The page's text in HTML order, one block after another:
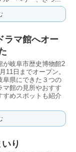
ラマ館へオー
が岐阜市歴史博物館2
11日までオープン。
阜県にできた３つの
マ館の見所やおすす
すめスポットも紹介
り